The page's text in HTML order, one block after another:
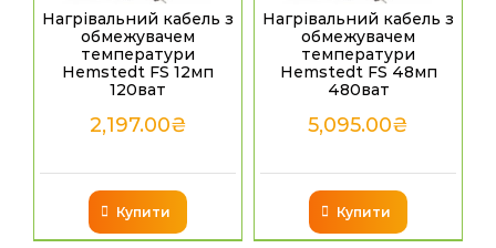
Нагрівальний кабель з
обмежувачем
температури
Hemstedt FS 12мп
120ват
2,197.00₴
Купити
Нагрівальний кабель з
обмежувачем
температури
Hemstedt FS 48мп
480ват
5,095.00₴
Купити